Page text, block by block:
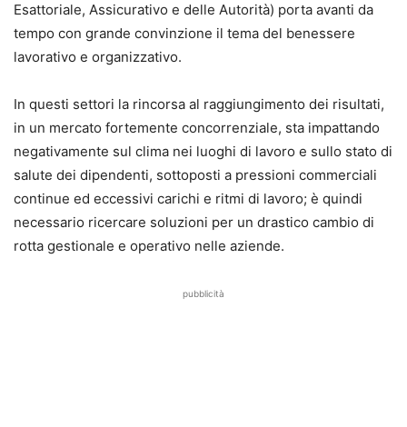
Esattoriale, Assicurativo e delle Autorità) porta avanti da
tempo con grande convinzione il tema del benessere
lavorativo e organizzativo.
In questi settori la rincorsa al raggiungimento dei risultati,
in un mercato fortemente concorrenziale, sta impattando
negativamente sul clima nei luoghi di lavoro e sullo stato di
salute dei dipendenti, sottoposti a pressioni commerciali
continue ed eccessivi carichi e ritmi di lavoro; è quindi
necessario ricercare soluzioni per un drastico cambio di
rotta gestionale e operativo nelle aziende.
pubblicità